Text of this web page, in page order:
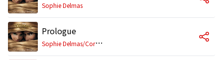
Sophie Delmas
Prologue
S
ophie Delmas/Coralie Thuilier